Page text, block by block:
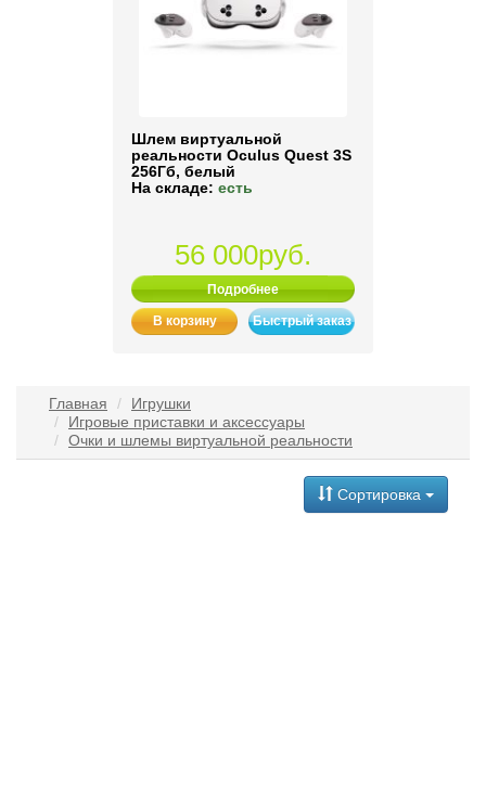
Шлем виртуальной
реальности Oculus Quest 3S
256Гб, белый
На складе: есть
56 000руб.
Подробнее
В корзину Быстрый заказ
Главная
Игрушки
Игровые приставки и аксессуары
Очки и шлемы виртуальной реальности
Сортировка